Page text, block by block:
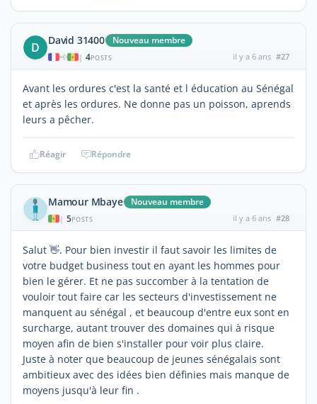
D David 31400 Nouveau membre
| 4POSTS il y a 6 ans #27
Avant les ordures c'est la santé et l éducation au Sénégal
et après les ordures. Ne donne pas un poisson, aprends
leurs a pêcher.
Réagir Répondre
Mamour Mbaye Nouveau membre
| 5POSTS il y a 6 ans #28
Salut 👋. Pour bien investir il faut savoir les limites de
votre budget business tout en ayant les hommes pour
bien le gérer. Et ne pas succomber à la tentation de
vouloir tout faire car les secteurs d'investissement ne
manquent au sénégal , et beaucoup d'entre eux sont en
surcharge, autant trouver des domaines qui à risque
moyen afin de bien s'installer pour voir plus claire.
Juste à noter que beaucoup de jeunes sénégalais sont
ambitieux avec des idées bien définies mais manque de
moyens jusqu'à leur fin .